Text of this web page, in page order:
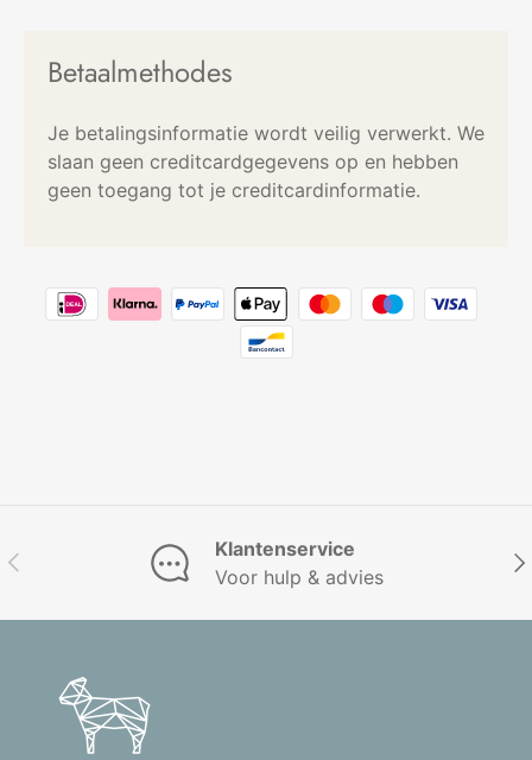
Betaalmethodes
Je betalingsinformatie wordt veilig verwerkt. We
slaan geen creditcardgegevens op en hebben
geen toegang tot je creditcardinformatie.
Vorige
Klantenservice
Voor hulp & advies